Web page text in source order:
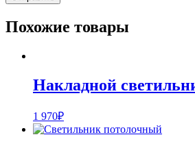
Похожие товары
Накладной
1 970₽